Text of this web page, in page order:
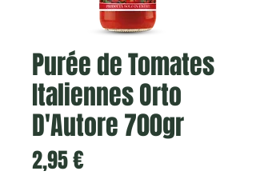
Purée de Tomates
Italiennes Orto
D'Autore 700gr
2,95 €Prix